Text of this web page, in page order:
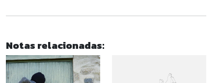
Notas relacionadas: